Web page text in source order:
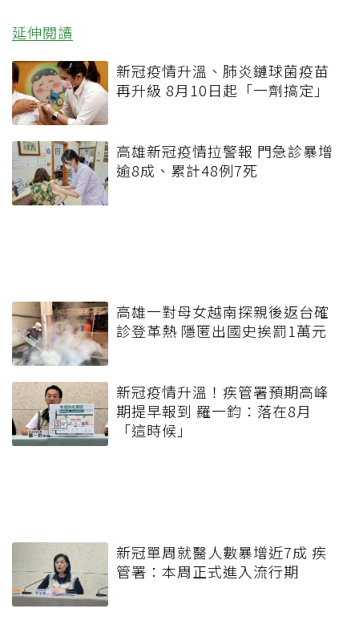
延伸閱讀
新冠疫情升溫、肺炎鏈球菌疫苗
再升級 8月10日起「一劑搞定」
高雄新冠疫情拉警報 門急診暴增
逾8成、累計48例7死
高雄一對母女越南探親後返台確
診登革熱 隱匿出國史挨罰1萬元
新冠疫情升溫！疾管署預期高峰
期提早報到 羅一鈞：落在8月
「這時候」
新冠單周就醫人數暴增近7成 疾
管署：本周正式進入流行期